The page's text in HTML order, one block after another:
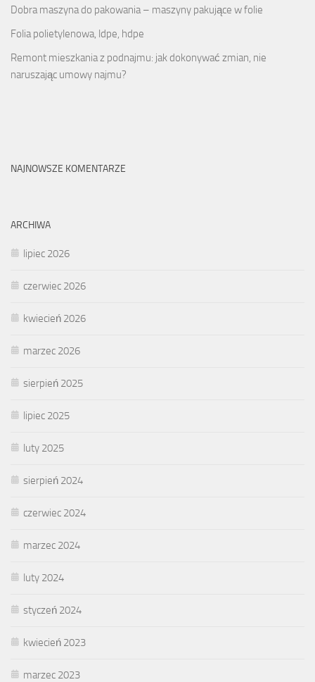
Dobra maszyna do pakowania – maszyny pakujące w folie
Folia polietylenowa, ldpe, hdpe
Remont mieszkania z podnajmu: jak dokonywać zmian, nie
naruszając umowy najmu?
NAJNOWSZE KOMENTARZE
ARCHIWA
lipiec 2026
czerwiec 2026
kwiecień 2026
marzec 2026
sierpień 2025
lipiec 2025
luty 2025
sierpień 2024
czerwiec 2024
marzec 2024
luty 2024
styczeń 2024
kwiecień 2023
marzec 2023